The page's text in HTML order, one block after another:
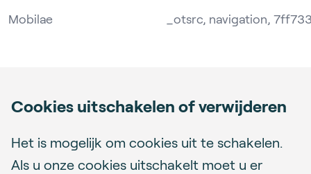
Mobilae _otsrc, navigation,
Cookies uitschakelen of verwijderen
Het is mogelijk om cookies uit te schakelen.
Als u onze cookies uitschakelt moet u er